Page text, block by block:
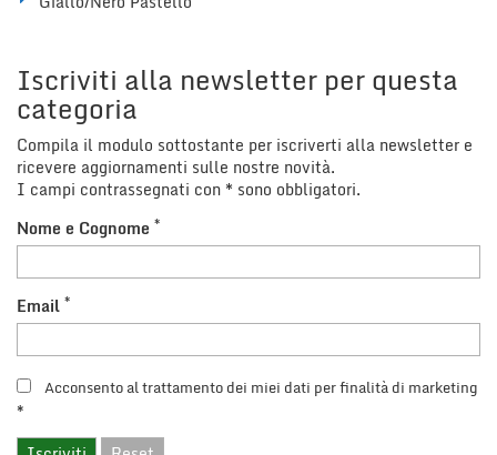
Iscriviti alla newsletter per questa
categoria
Compila il modulo sottostante per iscriverti alla newsletter e
ricevere aggiornamenti sulle nostre novità.
I campi contrassegnati con * sono obbligatori.
Nome e Cognome *
Email *
Acconsento al trattamento dei miei dati per finalità di marketing
*